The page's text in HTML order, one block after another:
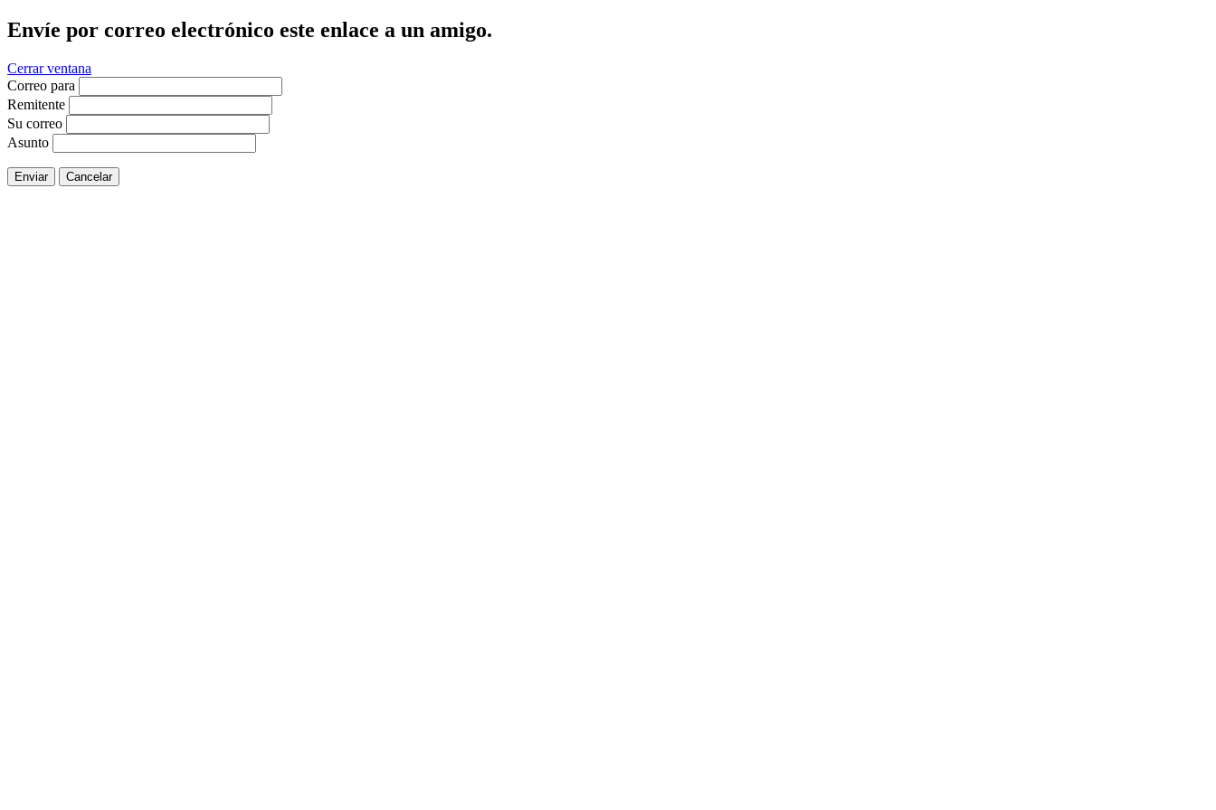
Envíe por correo electrónico este enlace a un amigo.
Cerrar ventana
Correo para
Remitente
Su correo
Asunto
Enviar Cancelar